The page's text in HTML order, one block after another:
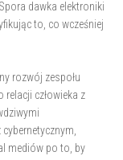
dawka elektroniki
to, co wcześniej
rozwój zespołu
relacji człowieka z
mediów po to, by